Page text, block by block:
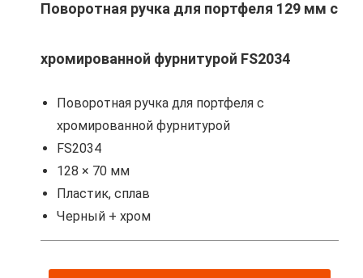
Поворотная ручка для портфеля 129 мм с
хромированной фурнитурой FS2034
Поворотная ручка для портфеля с
хромированной фурнитурой
FS2034
128 × 70 мм
Пластик, сплав
Черный + хром